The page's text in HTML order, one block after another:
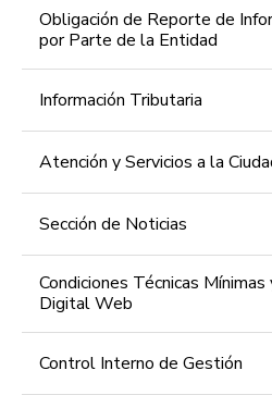
Obligación de Reporte de
por Parte de la Entidad
Información Tributaria
Atención y Servicios a la
Sección de Noticias
Condiciones Técnicas
Digital Web
Control Interno de Gestión